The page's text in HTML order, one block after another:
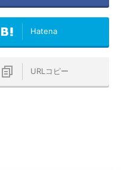
Hatena
URLコピー